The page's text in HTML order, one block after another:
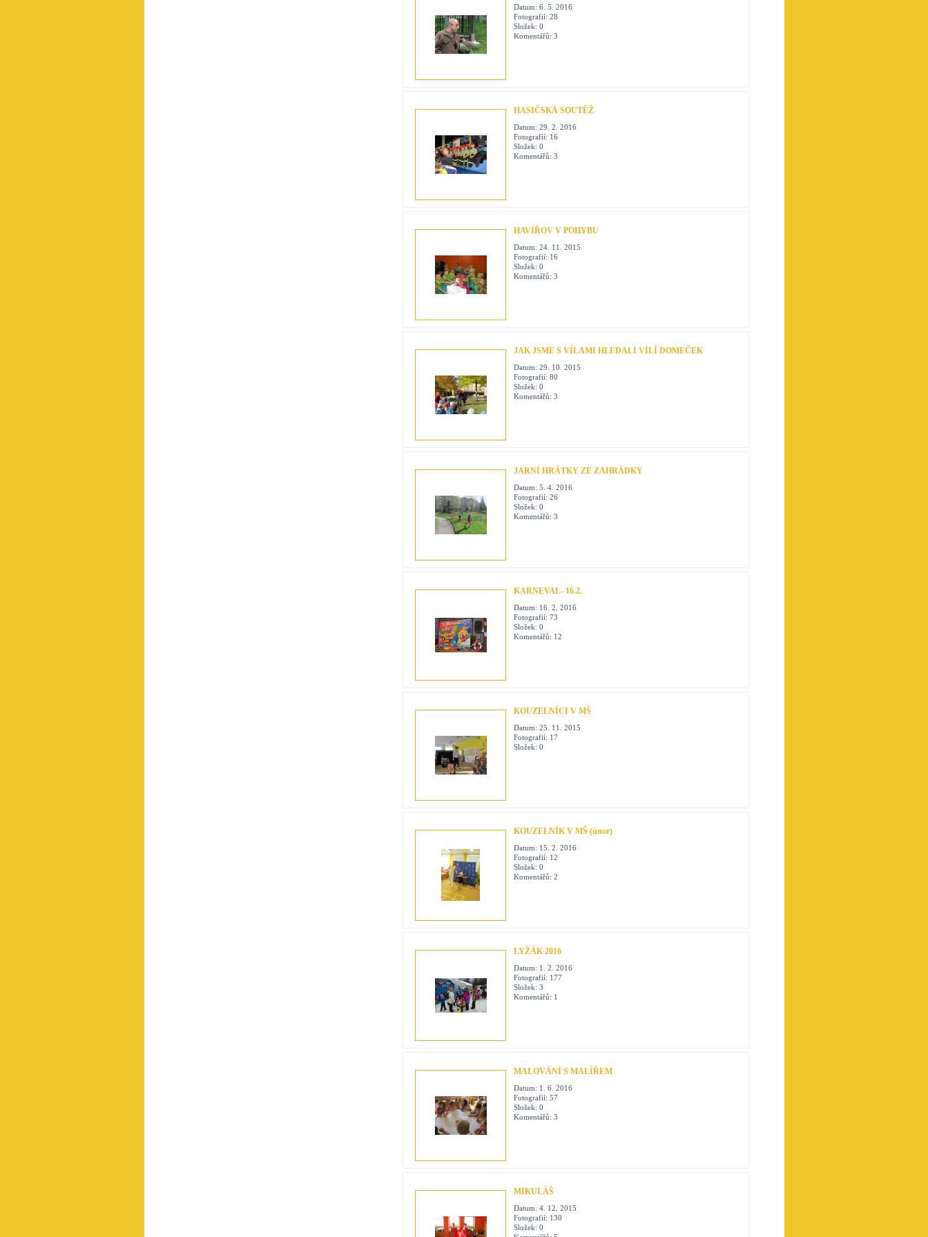
Datum: 6. 5. 2016
Fotografií: 28
Složek: 0
Komentářů: 3
HASIČSKÁ SOUTĚŽ
Datum: 29. 2. 2016
Fotografií: 16
Složek: 0
Komentářů: 3
HAVÍŘOV V POHYBU
Datum: 24. 11. 2015
Fotografií: 16
Složek: 0
Komentářů: 3
JAK JSME S VÍLAMI HLEDALI VÍLÍ DOMEČEK
Datum: 29. 10. 2015
Fotografií: 80
Složek: 0
Komentářů: 3
JARNÍ HRÁTKY ZE ZAHRÁDKY
Datum: 5. 4. 2016
Fotografií: 26
Složek: 0
Komentářů: 3
KARNEVAL- 16.2.
Datum: 16. 2. 2016
Fotografií: 73
Složek: 0
Komentářů: 12
KOUZELNÍCI V MŠ
Datum: 25. 11. 2015
Fotografií: 17
Složek: 0
KOUZELNÍK V MŠ (únor)
Datum: 15. 2. 2016
Fotografií: 12
Složek: 0
Komentářů: 2
LYŽÁK 2016
Datum: 1. 2. 2016
Fotografií: 177
Složek: 3
Komentářů: 1
MALOVÁNÍ S MALÍŘEM
Datum: 1. 6. 2016
Fotografií: 57
Složek: 0
Komentářů: 3
MIKULÁŠ
Datum: 4. 12. 2015
Fotografií: 130
Složek: 0